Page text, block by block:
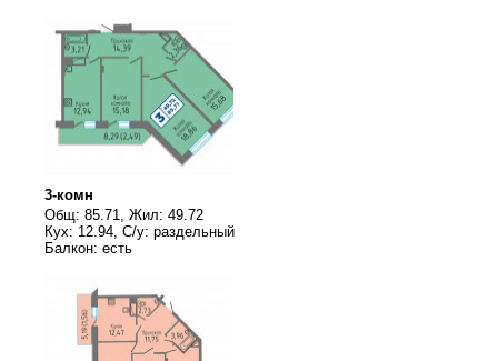
3-комн
Общ: 85.71, Жил: 49.72
Кух: 12.94, С/у: раздельный
Балкон: есть